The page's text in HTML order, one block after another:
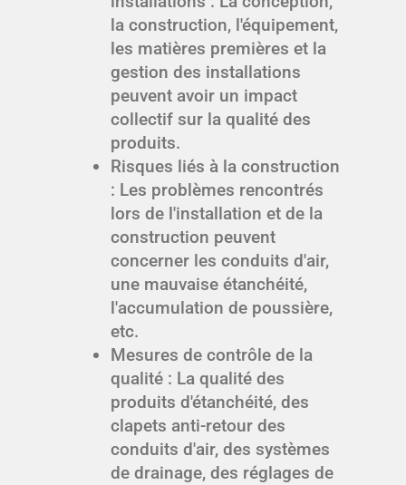
la construction, l'équipement,
les matières premières et la
gestion des installations
peuvent avoir un impact
collectif sur la qualité des
produits.
Risques liés à la construction
: Les problèmes rencontrés
lors de l'installation et de la
construction peuvent
concerner les conduits d'air,
une mauvaise étanchéité,
l'accumulation de poussière,
etc.
Mesures de contrôle de la
qualité : La qualité des
produits d'étanchéité, des
clapets anti-retour des
conduits d'air, des systèmes
de drainage, des réglages de